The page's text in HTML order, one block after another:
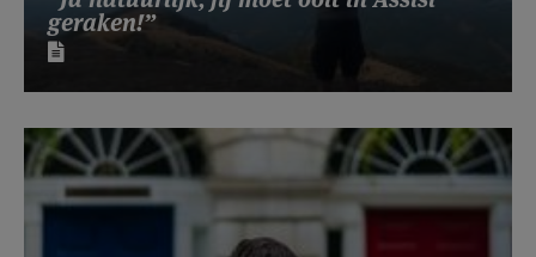
geraken!”